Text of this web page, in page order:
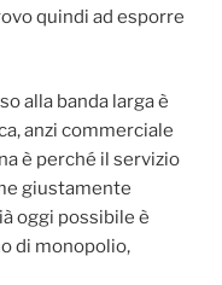
quindi ad esporre
alla banda larga è
anzi commerciale
è perché il servizio
giustamente
oggi possibile è
di monopolio,